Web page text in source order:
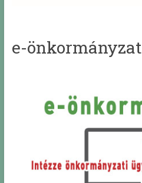
e-önkormányzat